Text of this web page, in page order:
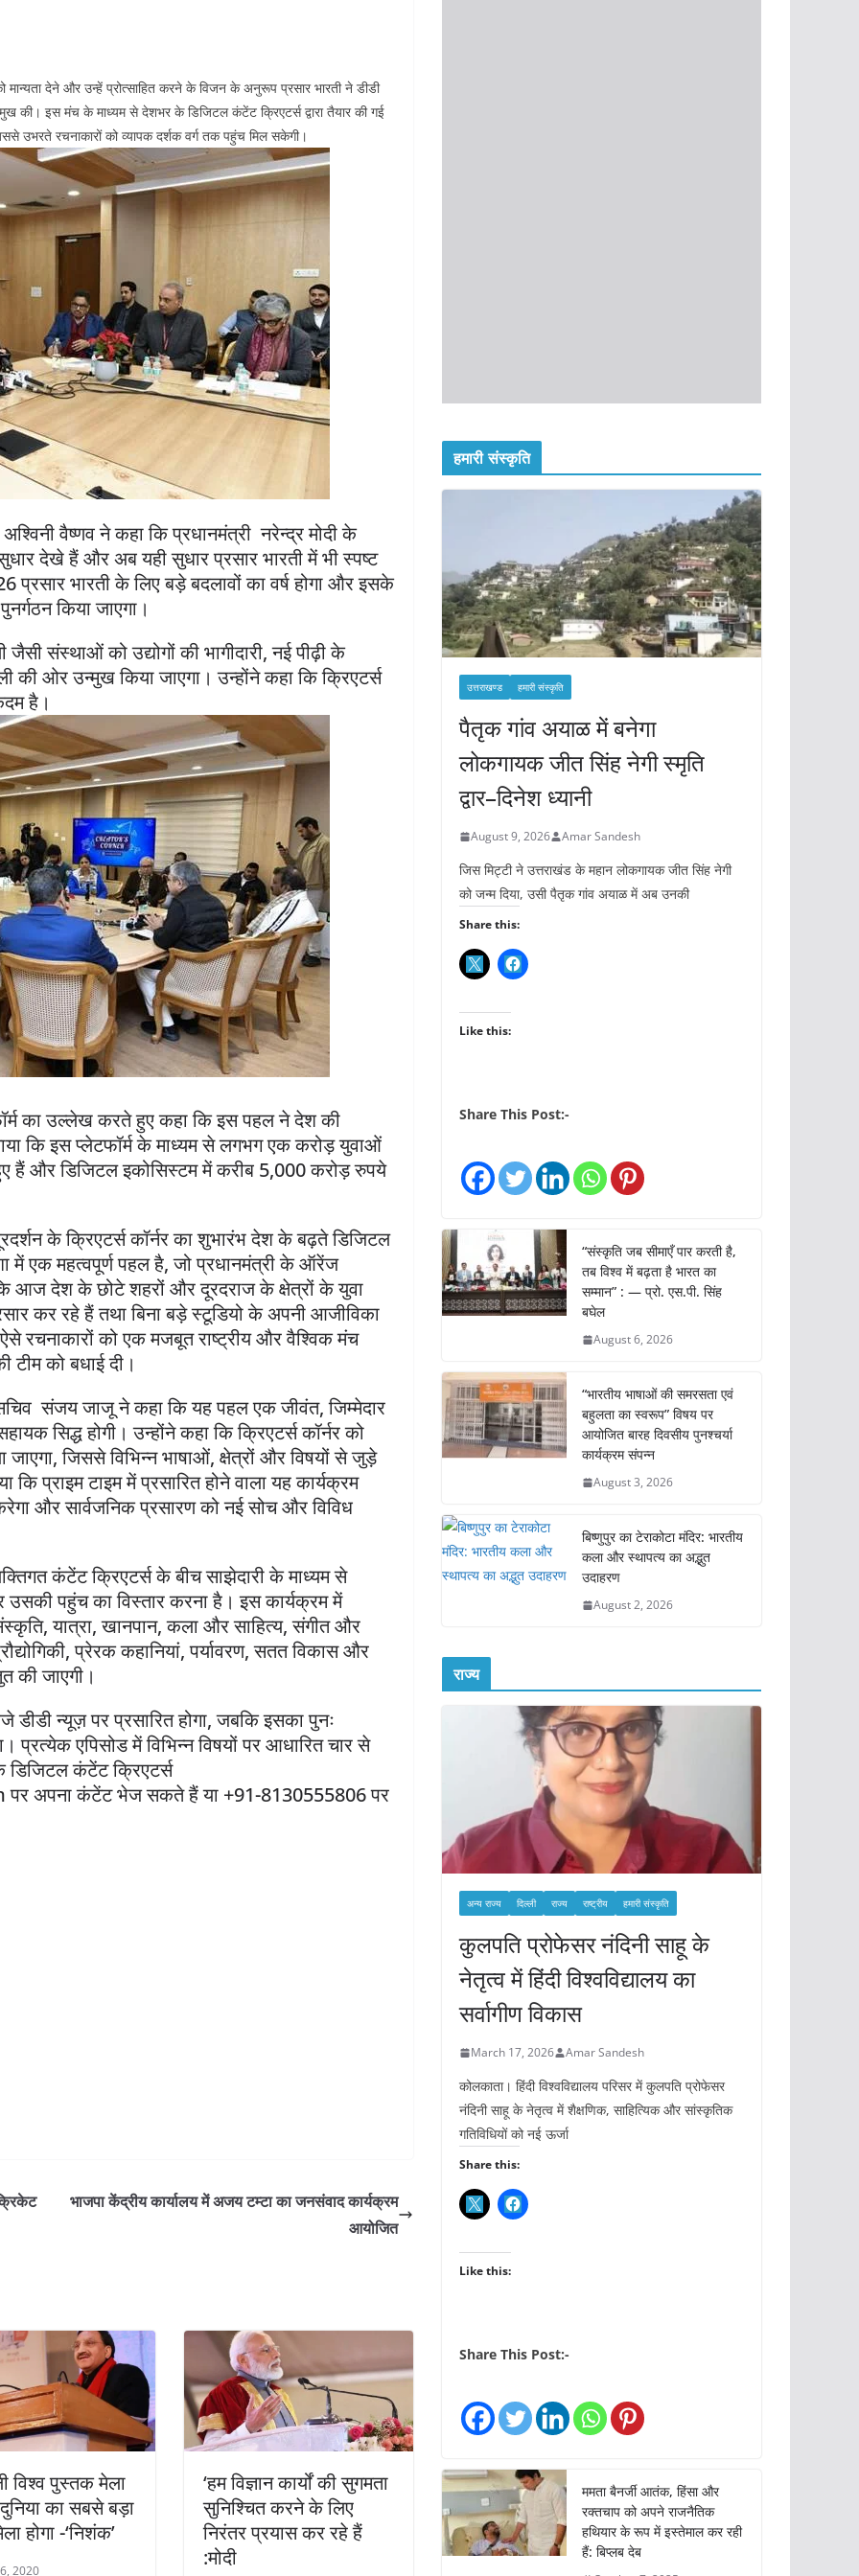
मान्यता देने और उन्हें प्रोत्साहित करने के विजन के अनुरूप प्रसार भारती ने डीडी
की। इस मंच के माध्यम से देशभर के डिजिटल कंटेंट क्रिएटर्स द्वारा तैयार की गई
उभरते रचनाकारों को व्यापक दर्शक वर्ग तक पहुंच मिल सकेगी।
वैष्णव ने कहा कि प्रधानमंत्री नरेन्द्र मोदी के
देखे हैं और अब यही सुधार प्रसार भारती में भी स्पष्ट
प्रसार भारती के लिए बड़े बदलावों का वर्ष होगा और इसके
किया जाएगा।
संस्थाओं को उद्योगों की भागीदारी, नई पीढ़ी के
की ओर उन्मुख किया जाएगा। उन्होंने कहा कि क्रिएटर्स
है।
का उल्लेख करते हुए कहा कि इस पहल ने देश की
कि इस प्लेटफॉर्म के माध्यम से लगभग एक करोड़ युवाओं
हैं और डिजिटल इकोसिस्टम में करीब 5,000 करोड़ रुपये
के क्रिएटर्स कॉर्नर का शुभारंभ देश के बढ़ते डिजिटल
में एक महत्वपूर्ण पहल है, जो प्रधानमंत्री के ऑरेंज
आज देश के छोटे शहरों और दूरदराज के क्षेत्रों के युवा
कर रहे हैं तथा बिना बड़े स्टूडियो के अपनी आजीविका
रचनाकारों को एक मजबूत राष्ट्रीय और वैश्विक मंच
को बधाई दी।
संजय जाजू ने कहा कि यह पहल एक जीवंत, जिम्मेदार
सिद्ध होगी। उन्होंने कहा कि क्रिएटर्स कॉर्नर को
जाएगा, जिससे विभिन्न भाषाओं, क्षेत्रों और विषयों से जुड़े
कि प्राइम टाइम में प्रसारित होने वाला यह कार्यक्रम
और सार्वजनिक प्रसारण को नई सोच और विविध
कंटेंट क्रिएटर्स के बीच साझेदारी के माध्यम से
उसकी पहुंच का विस्तार करना है। इस कार्यक्रम में
यात्रा, खानपान, कला और साहित्य, संगीत और
प्रेरक कहानियां, पर्यावरण, सतत विकास और
की जाएगी।
न्यूज़ पर प्रसारित होगा, जबकि इसका पुनः
एपिसोड में विभिन्न विषयों पर आधारित चार से
डिजिटल कंटेंट क्रिएटर्स
अपना कंटेंट भेज सकते हैं या +91-8130555806 पर
भाजपा केंद्रीय कार्यालय में अजय टम्टा का जनसंवाद कार्यक्रम
आयोजित
विश्व पुस्तक मेला
का सबसे बड़ा
होगा -‘निशंक’
2020
‘हम विज्ञान कार्यों की सुगमता
सुनिश्चित करने के लिए
निरंतर प्रयास कर रहे हैं
:मोदी
हमारी संस्कृति
उत्तराखण्ड हमारी संस्कृति
पैतृक गांव अयाळ में बनेगा
लोकगायक जीत सिंह नेगी स्मृति
द्वार–दिनेश ध्यानी
August 9, 2026 Amar Sandesh
जिस मिट्टी ने उत्तराखंड के महान लोकगायक जीत सिंह नेगी
को जन्म दिया, उसी पैतृक गांव अयाळ में अब उनकी
Share this:
Like this:
Share This Post:-
“संस्कृति जब सीमाएँ पार करती है,
तब विश्व में बढ़ता है भारत का
सम्मान” : — प्रो. एस.पी. सिंह
बघेल
August 6, 2026
“भारतीय भाषाओं की समरसता एवं
बहुलता का स्वरूप” विषय पर
आयोजित बारह दिवसीय पुनश्चर्या
कार्यक्रम संपन्न
August 3, 2026
बिष्णुपुर का टेराकोटा मंदिर: भारतीय
कला और स्थापत्य का अद्भुत
उदाहरण
August 2, 2026
राज्य
अन्य राज्य दिल्ली राज्य राष्ट्रीय हमारी संस्कृति
कुलपति प्रोफेसर नंदिनी साहू के
नेतृत्व में हिंदी विश्वविद्यालय का
सर्वागीण विकास
March 17, 2026 Amar Sandesh
कोलकाता। हिंदी विश्वविद्यालय परिसर में कुलपति प्रोफेसर
नंदिनी साहू के नेतृत्व में शैक्षणिक, साहित्यिक और सांस्कृतिक
गतिविधियों को नई ऊर्जा
Share this:
Like this:
Share This Post:-
ममता बैनर्जी आतंक, हिंसा और
रक्तचाप को अपने राजनैतिक
हथियार के रूप में इस्तेमाल कर रही
हैं: बिप्लब देब